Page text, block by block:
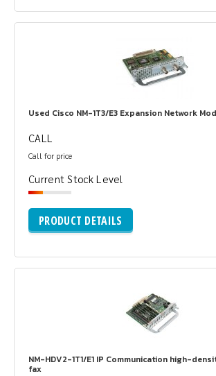
Used Cisco NM-1T3/E3 Expansion Network
CALL
Call for price
Current Stock Level
PRODUCT DETAILS
NM-HDV2-1T1/E1 IP Communication high-
fax